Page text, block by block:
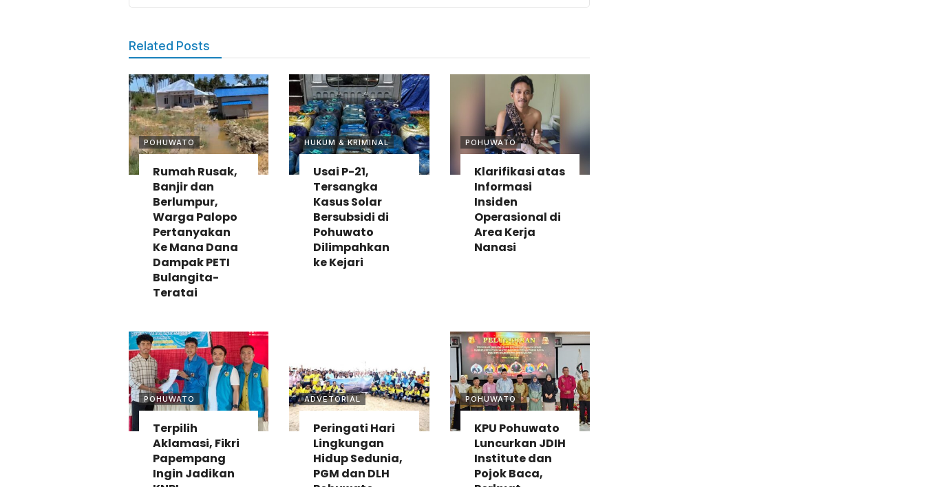
Related Posts
POHUWATO
Rumah Rusak,
Banjir dan
Berlumpur,
Warga Palopo
Pertanyakan
Ke Mana Dana
Dampak PETI
Bulangita-
Teratai
HUKUM & KRIMINAL
Usai P-21,
Tersangka
Kasus Solar
Bersubsidi di
Pohuwato
Dilimpahkan
ke Kejari
POHUWATO
Klarifikasi atas
Informasi
Insiden
Operasional di
Area Kerja
Nanasi
POHUWATO
Terpilih
Aklamasi, Fikri
Papempang
Ingin Jadikan
ADVETORIAL
Peringati Hari
Lingkungan
Hidup Sedunia,
PGM dan DLH
POHUWATO
KPU Pohuwato
Luncurkan JDIH
Institute dan
Pojok Baca,